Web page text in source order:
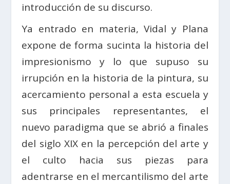
introducción de su discurso.
Ya entrado en materia, Vidal y Plana
expone de forma sucinta la historia del
impresionismo y lo que supuso su
irrupción en la historia de la pintura, su
acercamiento personal a esta escuela y
sus principales representantes, el
nuevo paradigma que se abrió a finales
del siglo XIX en la percepción del arte y
el culto hacia sus piezas para
adentrarse en el mercantilismo del arte